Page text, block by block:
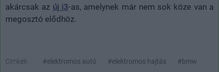
akárcsak az új i3-as, amelynek már nem sok köze van a
megosztó elődhöz.
Címkék: #elektromos autó #elektromos hajtás
#bmw